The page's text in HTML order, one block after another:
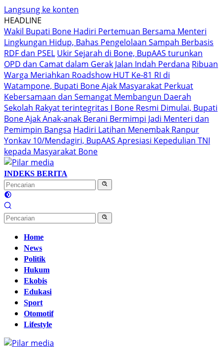
Langsung ke konten
HEADLINE
Wakil Bupati Bone Hadiri Pertemuan Bersama Menteri
Lingkungan Hidup, Bahas Pengelolaan Sampah Berbasis
RDF dan PSEL Ukir Sejarah di Bone, BupAAS turunkan
OPD dan Camat dalam Gerak Jalan Indah Perdana Ribuan
Warga Meriahkan Roadshow HUT Ke-81 RI di
Watampone, Bupati Bone Ajak Masyarakat Perkuat
Kebersamaan dan Semangat Membangun Daerah
Sekolah Rakyat terintegritas I Bone Resmi Dimulai, Bupati
Bone Ajak Anak-anak Berani Bermimpi Jadi Menteri dan
Pemimpin Bangsa Hadiri Latihan Menembak Ranpur
Yonkav 10/Mendagiri, BupAAS Apresiasi Kepedulian TNI
kepada Masyarakat Bone
INDEKS BERITA
Home
News
Politik
Hukum
Ekobis
Edukasi
Sport
Otomotif
Lifestyle